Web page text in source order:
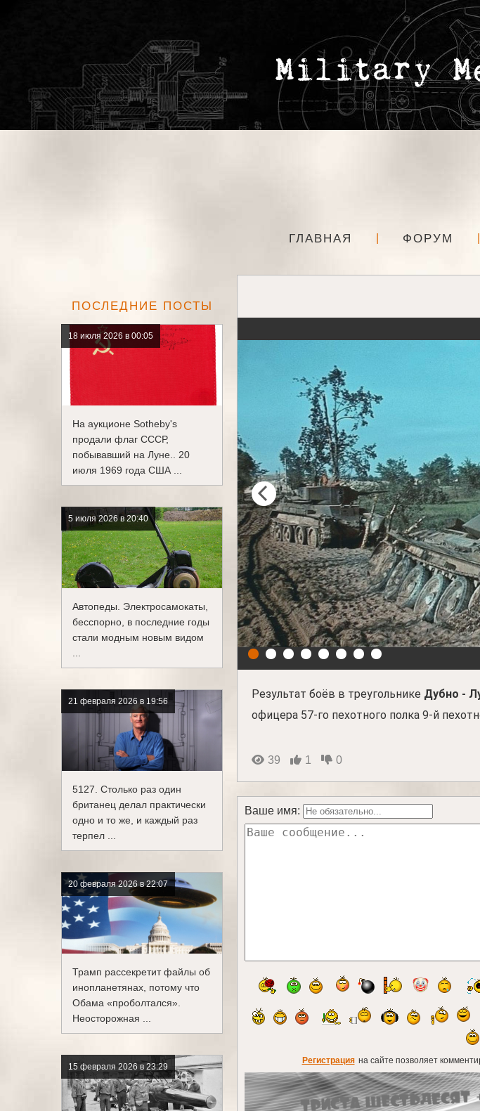
ГЛАВНАЯ ФОРУМ
ПОСЛЕДНИЕ ПОСТЫ
18 июля 2026 в 00:05
На аукционе Sotheby's
продали флаг СССР,
побывавший на Луне.. 20
июля 1969 года США ...
5 июля 2026 в 20:40
Автопеды. Электросамокаты,
бесспорно, в последние годы
стали модным новым видом
21 февраля 2026 в 19:56
5127. Столько раз один
британец делал практически
одно и то же, и каждый раз
терпел ...
20 февраля 2026 в 22:07
Трамп рассекретит файлы об
инопланетянах, потому что
Обама «проболтался».
Неосторожная ...
15 февраля 2026 в 23:29
Результат боёв в треугольнике Дубно -
офицера 57-го пехотного полка 9-й
39 1 0
Ваше имя:
Регистрация на сайте позволяет